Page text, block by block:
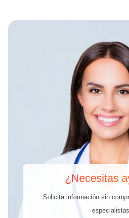
¿Necesitas
Solicita información sin
especialistas